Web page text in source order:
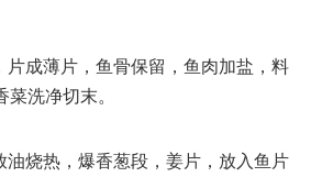
片成薄片，鱼骨保留，鱼肉加盐，料
洗净切末。
油烧热，爆香葱段，姜片，放入鱼片